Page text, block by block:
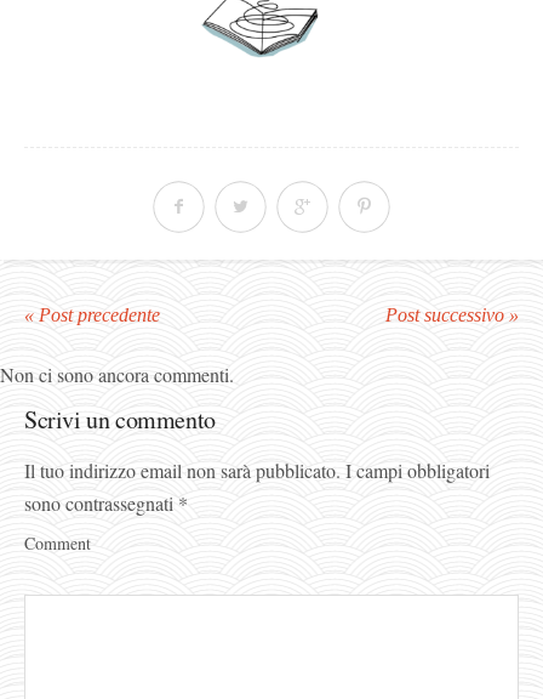
« Post precedente Post successivo »
Non ci sono ancora commenti.
Scrivi un commento
Il tuo indirizzo email non sarà pubblicato. I campi obbligatori
sono contrassegnati *
Comment